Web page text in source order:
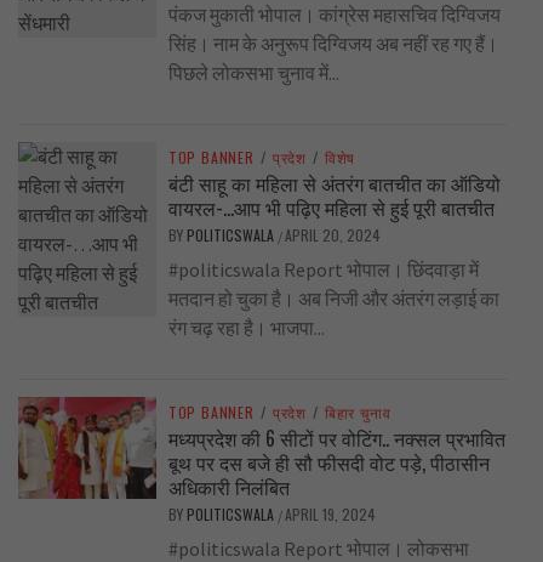
पंकज मुकाती भोपाल। कांग्रेस महासचिव दिग्विजय
सिंह। नाम के अनुरूप दिग्विजय अब नहीं रह गए हैं।
पिछले लोकसभा चुनाव में...
TOP BANNER / प्रदेश / विशेष
बंटी साहू का महिला से अंतरंग बातचीत का ऑडियो
वायरल-…आप भी पढ़िए महिला से हुई पूरी बातचीत
BY POLITICSWALA /APRIL 20, 2024
#politicswala Report भोपाल। छिंदवाड़ा में
मतदान हो चुका है। अब निजी और अंतरंग लड़ाई का
रंग चढ़ रहा है। भाजपा...
TOP BANNER / प्रदेश / बिहार चुनाव
मध्यप्रदेश की 6 सीटों पर वोटिंग.. नक्सल प्रभावित
बूथ पर दस बजे ही सौ फीसदी वोट पड़े, पीठासीन
अधिकारी निलंबित
BY POLITICSWALA /APRIL 19, 2024
#politicswala Report भोपाल। लोकसभा